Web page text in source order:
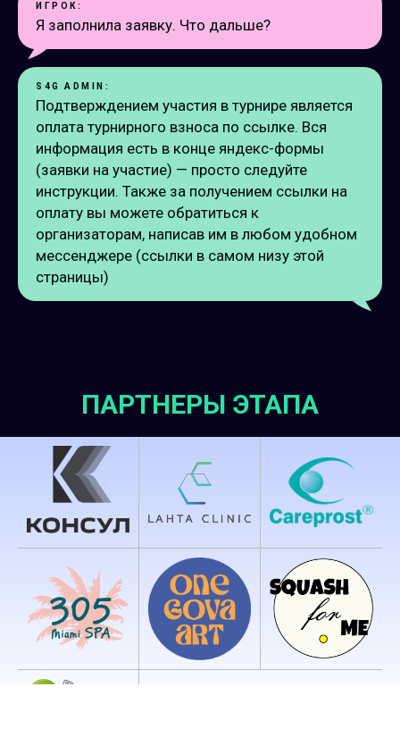
ИГРОК:
Я заполнила заявку. Что дальше?
S4G ADMIN:
Подтверждением участия в турнире является
оплата турнирного взноса по ссылке. Вся
информация есть в конце яндекс-формы
(заявки на участие) — просто следуйте
инструкции. Также за получением ссылки на
оплату вы можете обратиться к
организаторам, написав им в любом удобном
мессенджере (ссылки в самом низу этой
страницы)
ПАРТНЕРЫ ЭТАПА